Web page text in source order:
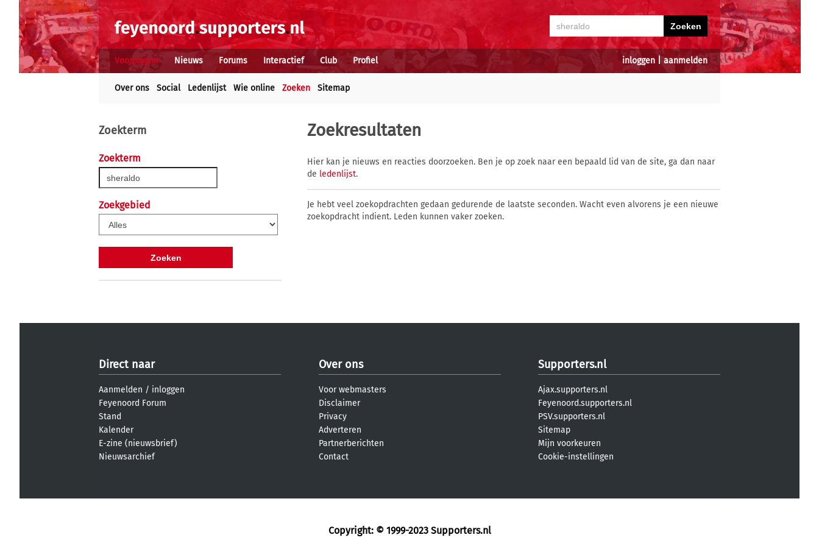
inloggen aanmelden
Voorpagina Nieuws Forums Interactief Club Profiel
Over ons Social Ledenlijst Wie online Zoeken Sitemap
Zoekterm
Zoekterm
Zoekgebied
Zoekresultaten
Hier kan je nieuws en reacties doorzoeken. Ben je op zoek naar een bepaald lid van de site, ga dan naar
de ledenlijst.
Je hebt veel zoekopdrachten gedaan gedurende de laatste seconden. Wacht even alvorens je een nieuwe
zoekopdracht indient. Leden kunnen vaker zoeken.
Direct naar
Aanmelden / inloggen
Feyenoord Forum
Stand
Kalender
E-zine (nieuwsbrief)
Nieuwsarchief
Over ons
Voor webmasters
Disclaimer
Privacy
Adverteren
Partnerberichten
Contact
Supporters.nl
Ajax.supporters.nl
Feyenoord.supporters.nl
PSV.supporters.nl
Sitemap
Mijn voorkeuren
Cookie-instellingen
Copyright: © 1999-2023 Supporters.nl